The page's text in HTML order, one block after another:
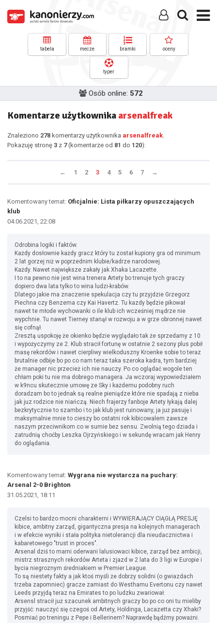
tabela mecze bramki oceny
typer
Osób online: 572
Komentarze użytkownika arsenalfreak
Znaleziono 278 komentarzy użytkownika arsenalfreak.
Pokazuję stronę 3 z 7(komentarze od 81 do 120):
← 1 2 3 4 5 6 7 →
Komentowany temat: Oficjalnie: Lista piłkarzy opuszczających
klub
04.06.2021, 22:08
Odrobina logiki i faktów.
Każdy dosłownie każdy gracz który tu został kupiony gra od minimum
2 lat gorzej niż w poprzednim klubie/kadrze narodowej.
Każdy. Nawet największe zakały jak Xhaka Lacazette.
I to na pewno nie jest wina trenera Artety bo trenuje tych graczy
dopiero dwa lata tylko to wina ludzi-krabów.
Dlatego jakie ma znaczenie spekulacja czy tu przyjdzie Grzegorz
Piechna czy Benzema czy Kai Havertz. Tu kazdy będzie pikował
nawet te młode wychowanki o ile klub ich wcześniej mądrze nie
wypchnie. Tu nawet Tierney stanął w rozwoju a w grze obronnej nawet
się cofnął.
Zresztą uspokoję że okienko będzie wyglądało tak że sprzedamy z 10
i wypożyczymy ze 2. Klub stracił fortunę w ostatnie 2 sezony plus pobił
masę rekordów i nawet cierpliwy wielkoduszny Kroenke sobie to teraz
brutalnie odbije bo po co nam teraz taka szeroka kadra, tym bardziej
że manager nic przecież ich nie nauczy. Po co oglądać wogole ten
chłam poki tu nie ma dobrego managera. Ja wczoraj wypowiedziałem
w k9ncu skutecznie umowę ze Sky i każdemu podobny ruch
doradzam bo to jednak są realne pieniądze które nie spadają z nieba
jak juz rodzice nie niańczą. Niech frajerzy fanboje Artety łykają dalej
bezkrytycznie to szambo i to jak klub jest ruinowany, ja już pasuję i
maksymalnie mnie to cieszy bo ostatni rok kibicowalem zawsze
naszym przeciwnikom co w sumie bez sensu. Zwolnią tego dziada i
zatrudnią choćby Leszka Ojrzyńskiego i w sekundę wracam jak Henry
do oglądania.
Komentowany temat: Wygrana nie wystarcza na puchary:
Arsenal 2-0 Brighton
31.05.2021, 18:11
Czelsi to bardzo mocni charakterni i WYWIERAJĄCY CIĄGŁĄ PRESJĘ
kibice, ambitny zarząd, gigantyczna presja na kolejnych managerach
i w efekcie wyniki i stała polityka nietolerancji dla nieudacznictwa i
kabaretowego "trust in proces".
Arsenal dziś to marni oderwani lalusiowaci kibice, zarząd bez ambicji,
mistrz strasznych rekordów Arteta i zjazd w 2 lata do 3 ligi w Europie i
bycia niegroznym średniakiem w Premier League.
To są niestety fakty a jak ktoś myśli że dobrzy solidni (o gwiazdach
trzeba zapomniec) gracze zamiast do Westhamu Evertonu czy nawet
Leeds przyjdą teraz na Emirates to po ludzku zwariował.
Arsensl stracił już szacunek ambitnych graczy bo po co oni tu mieliby
przyjść: nauczyć się czegoś od Artety, Holdinga, Lacazetta czy Xhaki?
Posmiać po treningu z Pepe i Bellerinem? Naprawdę bądźmy poważni.